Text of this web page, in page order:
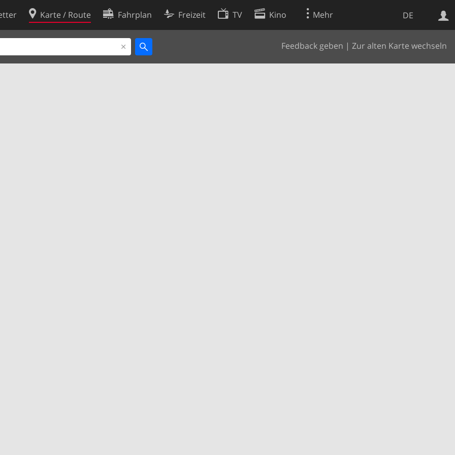
DE
Karte / Route Fahrplan Freizeit TV Kino Mehr
Feedback geben | Zur alten Karte wechseln
Websuche
Cookie-Richtlinie
Cookie-Einstellungen